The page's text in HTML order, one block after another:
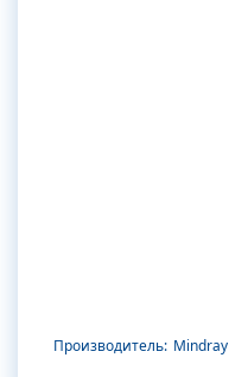
Производитель: Mindray